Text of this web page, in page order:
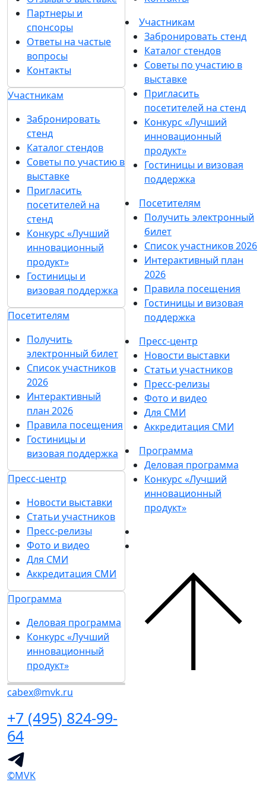
Партнеры и
спонсоры
Ответы на частые
вопросы
Контакты
Участникам
Забронировать
стенд
Каталог стендов
Советы по участию в
выставке
Пригласить
посетителей на
стенд
Конкурс «Лучший
инновационный
продукт»
Гостиницы и
визовая поддержка
Посетителям
Получить
электронный билет
Список участников
2026
Интерактивный
план 2026
Правила посещения
Гостиницы и
визовая поддержка
Пресс-центр
Новости выставки
Статьи участников
Пресс-релизы
Фото и видео
Для СМИ
Аккредитация СМИ
Программа
Деловая программа
Конкурс «Лучший
инновационный
продукт»
cabex@mvk.ru
+7 (495) 824-99-
64
Участникам
Забронировать стенд
Каталог стендов
Советы по участию в
выставке
Пригласить
посетителей на стенд
Конкурс «Лучший
инновационный
продукт»
Гостиницы и визовая
поддержка
Посетителям
Получить электронный
билет
Список участников 2026
Интерактивный план
2026
Правила посещения
Гостиницы и визовая
поддержка
Пресс-центр
Новости выставки
Статьи участников
Пресс-релизы
Фото и видео
Для СМИ
Аккредитация СМИ
Программа
Деловая программа
Конкурс «Лучший
инновационный
продукт»
©MVK